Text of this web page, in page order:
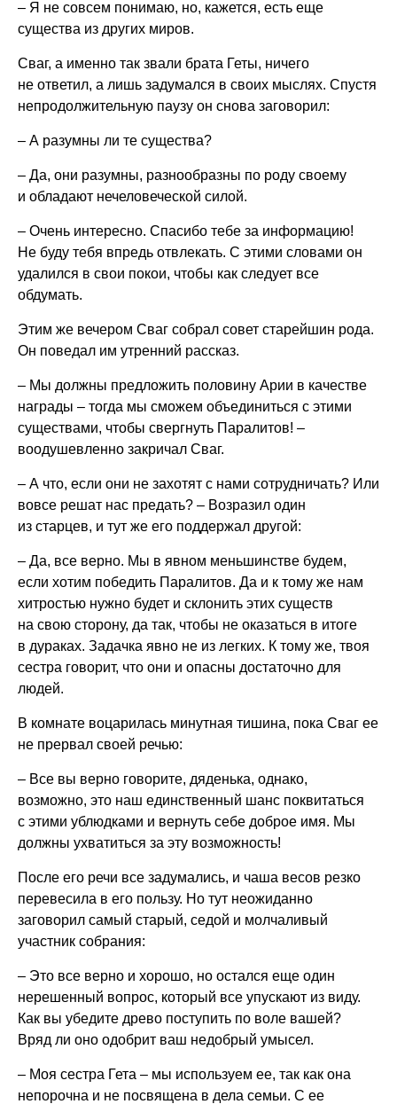
– Я не совсем понимаю, но, кажется, есть еще
существа из других миров.
Сваг, а именно так звали брата Геты, ничего
не ответил, а лишь задумался в своих мыслях. Спустя
непродолжительную паузу он снова заговорил:
– А разумны ли те существа?
– Да, они разумны, разнообразны по роду своему
и обладают нечеловеческой силой.
– Очень интересно. Спасибо тебе за информацию!
Не буду тебя впредь отвлекать. С этими словами он
удалился в свои покои, чтобы как следует все
обдумать.
Этим же вечером Сваг собрал совет старейшин рода.
Он поведал им утренний рассказ.
– Мы должны предложить половину Арии в качестве
награды – тогда мы сможем объединиться с этими
существами, чтобы свергнуть Паралитов! –
воодушевленно закричал Сваг.
– А что, если они не захотят с нами сотрудничать? Или
вовсе решат нас предать? – Возразил один
из старцев, и тут же его поддержал другой:
– Да, все верно. Мы в явном меньшинстве будем,
если хотим победить Паралитов. Да и к тому же нам
хитростью нужно будет и склонить этих существ
на свою сторону, да так, чтобы не оказаться в итоге
в дураках. Задачка явно не из легких. К тому же, твоя
сестра говорит, что они и опасны достаточно для
людей.
В комнате воцарилась минутная тишина, пока Сваг ее
не прервал своей речью:
– Все вы верно говорите, дяденька, однако,
возможно, это наш единственный шанс поквитаться
с этими ублюдками и вернуть себе доброе имя. Мы
должны ухватиться за эту возможность!
После его речи все задумались, и чаша весов резко
перевесила в его пользу. Но тут неожиданно
заговорил самый старый, седой и молчаливый
участник собрания:
– Это все верно и хорошо, но остался еще один
нерешенный вопрос, который все упускают из виду.
Как вы убедите древо поступить по воле вашей?
Вряд ли оно одобрит ваш недобрый умысел.
– Моя сестра Гета – мы используем ее, так как она
непорочна и не посвящена в дела семьи. С ее